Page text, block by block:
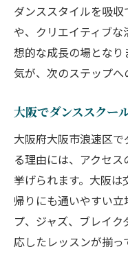
ダンススタイルを吸
や、クリエイティブ
想的な成長の場とな
気が、次のステップへ
大阪でダンススクー
大阪府大阪市浪速区
る理由には、アクセ
挙げられます。大阪
帰りにも通いやすい
プ、ジャズ、ブレイ
応したレッスンが揃っ